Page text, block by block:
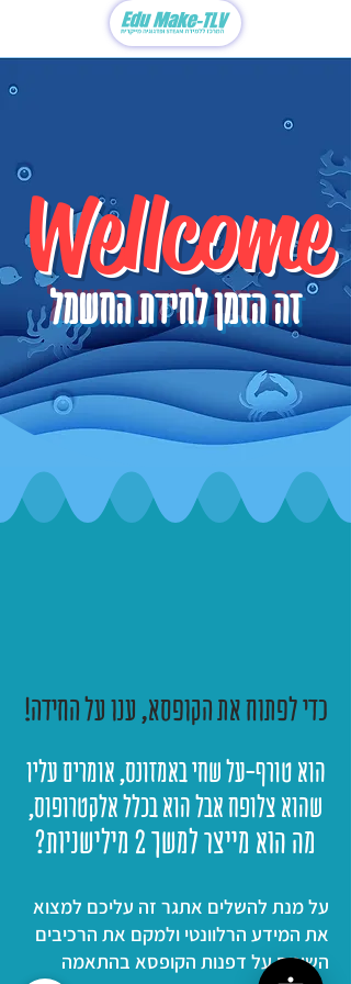
זה הזמן לחידת החשמל
Wellcome
כדי לפתוח את הקופסא, ענו על החידה!
הוא טורף-על שחי באמזונס, אומרים עליו
שהוא צלופח אבל הוא בכלל אלקטרופוס,
מה הוא מייצר למשך 2 מילישניות?
על מנת להשלים אתגר זה עליכם למצוא
את המידע הרלוונטי ולמקם את הרכיבים
השונים על דפנות הקופסא בהתאמה